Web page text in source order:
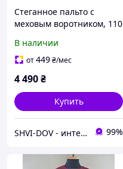
Стеганное пальто с
меховым воротником, 110
В наличии
от449₴/мес
4 490₴
Купить
SHVI-DOV - интернет-магазин качественных товаров 99%